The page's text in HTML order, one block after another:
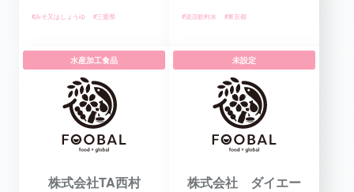
#みそ又はしょうゆ #三重県 #清涼飲料水 #東京都
水産加工食品
株式会社TA西村
未設定
株式会社 ダイエー